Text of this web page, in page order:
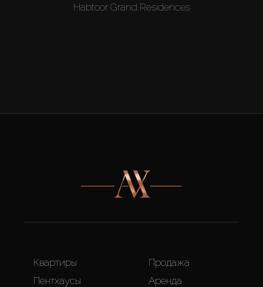
Habtoor Grand Residences
Квартиры
Пентхаусы
Продажа
Аренда